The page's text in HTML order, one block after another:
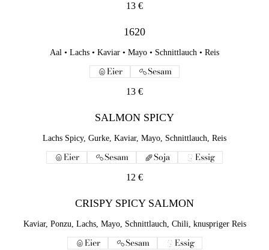
13 €
1620
Aal • Lachs • Kaviar • Mayo • Schnittlauch • Reis
13 €
Eier Sesam
SALMON SPICY
Lachs Spicy, Gurke, Kaviar, Mayo, Schnittlauch, Reis
12 €
Eier Sesam Soja Essig
CRISPY SPICY SALMON
Kaviar, Ponzu, Lachs, Mayo, Schnittlauch, Chili, knuspriger Reis
Eier Sesam Essig